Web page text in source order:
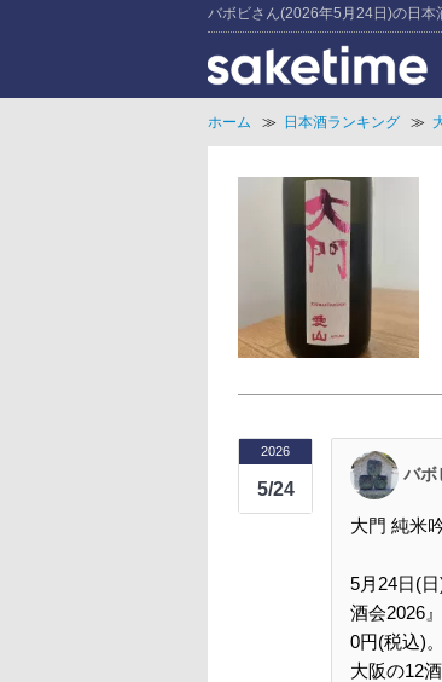
バボビさん(2026年5月24日)の日本
ホーム ≫ 日本酒ランキング ≫
2026
5/24
バボ
大門 純米
5月24日(
酒会2026
0円(税込)。
大阪の12